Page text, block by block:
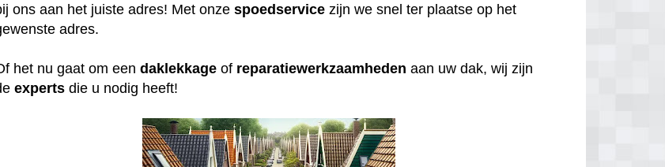
ons aan het juiste adres! Met onzespoedservice zijn we snel ter plaatse op het
adres.
het nu gaat om eendaklekkage of reparatiewerkzaamheden aan uw dak, wij zijn
experts die u nodig heeft!